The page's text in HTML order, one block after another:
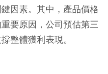
因素。其中，產品價格
要原因，公司預估第三
整體獲利表現。